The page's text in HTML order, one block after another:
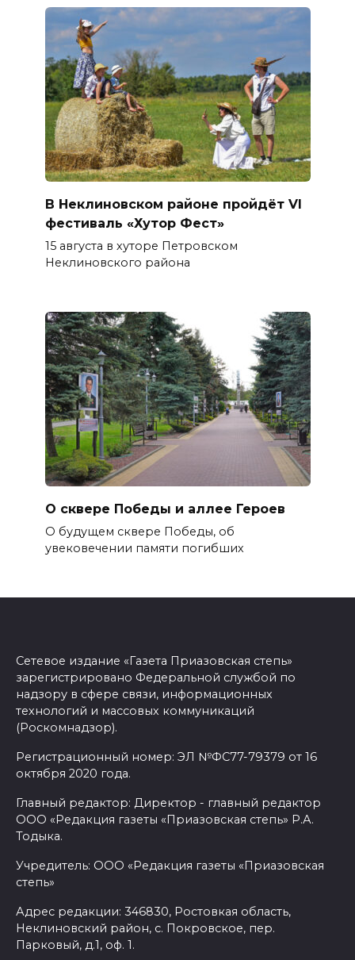
В Неклиновском районе пройдёт VI
фестиваль «Хутор Фест»
15 августа в хуторе Петровском
Неклиновского района
О сквере Победы и аллее Героев
О будущем сквере Победы, об
увековечении памяти погибших
Сетевое издание «Газета Приазовская степь»
зарегистрировано Федеральной службой по
надзору в сфере связи, информационных
технологий и массовых коммуникаций
(Роскомнадзор).
Регистрационный номер: ЭЛ №ФС77-79379 от 16
октября 2020 года.
Главный редактор: Директор - главный редактор
ООО «Редакция газеты «Приазовская степь» Р.А.
Тодыка.
Учредитель: ООО «Редакция газеты «Приазовская
степь»
Адрес редакции: 346830, Ростовкая область,
Неклиновский район, с. Покровское, пер.
Парковый, д.1, оф. 1.